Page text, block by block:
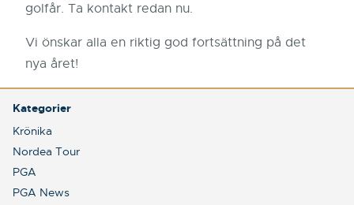
golfår. Ta kontakt redan nu.
Vi önskar alla en riktig god fortsättning på det
nya året!
Kategorier
Krönika
Nordea Tour
PGA
PGA News